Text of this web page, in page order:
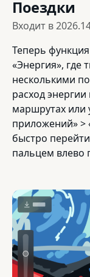
Поездки
Входит в
Теперь
«Энергия», где
несколькими
расход
маршрутах или
приложений» >
быстро
пальцем влево